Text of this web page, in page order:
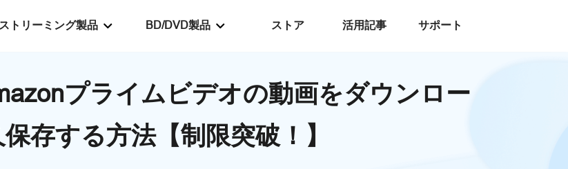
ストリーミング製品 BD/DVD製品 ストア 活用記事 サポート
プライムビデオの動画をダウンロー
保存する方法【制限突破！】